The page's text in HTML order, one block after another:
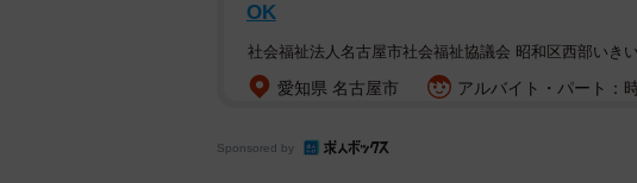
OK
社会福祉法人名古屋市社会福祉協議会 昭和区西部いき
愛知県 名古屋市 アルバイト・パート：
Sponsored by